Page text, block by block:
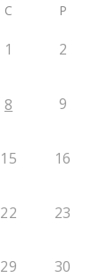
C P
1 2
8 9
15 16
22 23
29 30